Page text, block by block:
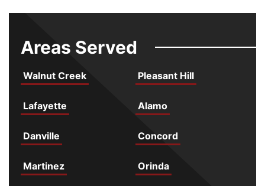
Areas Served
Walnut Creek Pleasant Hill
Lafayette Alamo
Danville Concord
Martinez Orinda